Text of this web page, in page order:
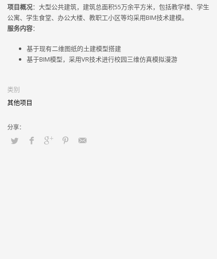
项目概况：大型公共建筑，建筑总面积55万余平方米，包括教学楼、学生
公寓、学生食堂、办公大楼、教职工小区等均采用BIM技术建模。
服务内容：
基于现有二维图纸的土建模型搭建
基于BIM模型，采用VR技术进行校园三维仿真模拟漫游
类别
其他项目